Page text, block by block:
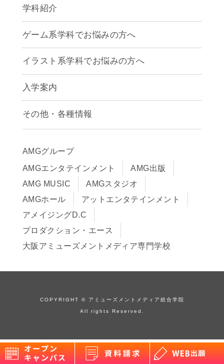
学科紹介
ゲームクリエイター学科
CG学科
アニメーション学科
声優学科
ゲーム系学科でお悩みの方へ
イラスト系学科でお悩みの方へ
入学案内
募集要項
早期出願制度・AOエントリー
入学までの流れ
学費サポート・各種制度
学費について
Q&A
その他・各種情報
アクセス
サイトポリシー
在校生・保護者の方へ
卒業生の皆様へ
AMGグループ
AMGエンタテインメント
AMG出版
AMG MUSIC
AMGスタジオ
AMGホール
アットエンタテインメント
アメイジングD.C
プロダクション・エース
大阪アミューズメントメディア専門学校
COPYRIGHT © アミューズメントメディア総合学院
All rights Reserved.